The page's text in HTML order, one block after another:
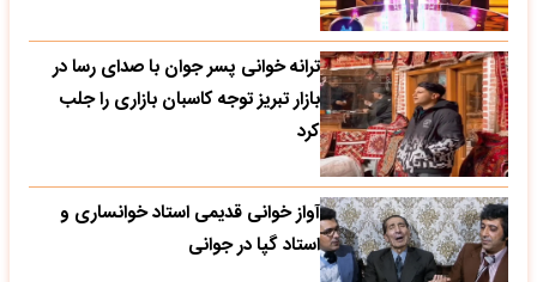
ترانه خوانی پسر جوان با صدای رسا در
بازار تبریز توجه کاسبان بازاری را جلب
کرد
آواز خوانی قدیمی استاد خوانساری و
استاد گپا در جوانی